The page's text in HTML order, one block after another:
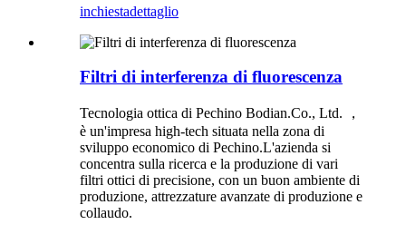
inchiestadettaglio
Filtri di interferenza di fluorescenza
Tecnologia ottica di Pechino Bodian.Co., Ltd. ，
è un'impresa high-tech situata nella zona di
sviluppo economico di Pechino.L'azienda si
concentra sulla ricerca e la produzione di vari
filtri ottici di precisione, con un buon ambiente di
produzione, attrezzature avanzate di produzione e
collaudo.